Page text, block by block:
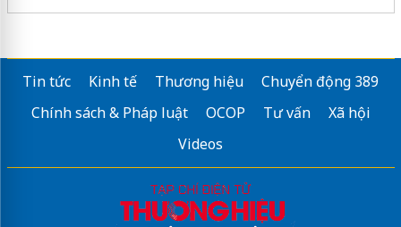
Tin tức Kinh tế Thương hiệu
Chuyển động 389
Chính sách & Pháp luật
OCOP Tư vấn
Xã hội
Videos